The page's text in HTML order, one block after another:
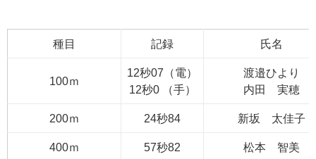
種目 記録 氏名
100ｍ
12秒07（電）
12秒0 （手）
渡邉ひより
内田 実穂
200ｍ 24秒84 新坂 太佳子
400ｍ 57秒82 松本 智美